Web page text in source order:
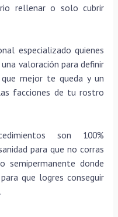
rellenar o solo cubrir
especializado quienes
valoración para definir
mejor te queda y un
facciones de tu rostro
son 100%
para que no corras
semipermanente donde
que logres conseguir